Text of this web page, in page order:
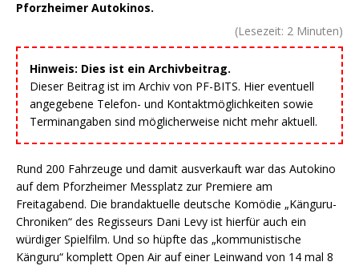
Pforzheimer Autokinos.
(Lesezeit: 2 Minuten)
Hinweis: Dies ist ein Archivbeitrag.
Dieser Beitrag ist im Archiv von PF-BITS. Hier eventuell
angegebene Telefon- und Kontaktmöglichkeiten sowie
Terminangaben sind möglicherweise nicht mehr aktuell.
Rund 200 Fahrzeuge und damit ausverkauft war das Autokino
auf dem Pforzheimer Messplatz zur Premiere am
Freitagabend. Die brandaktuelle deutsche Komödie „Känguru-
Chroniken“ des Regisseurs Dani Levy ist hierfür auch ein
würdiger Spielfilm. Und so hüpfte das „kommunistische
Känguru“ komplett Open Air auf einer Leinwand von 14 mal 8